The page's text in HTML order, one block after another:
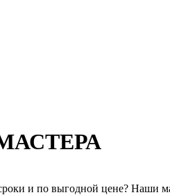
и по выгодной цене?